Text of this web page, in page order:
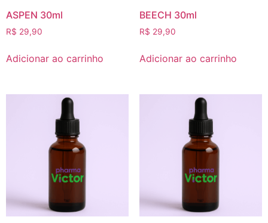
ASPEN 30ml
R$ 29,90
Adicionar ao carrinho
BEECH 30ml
R$ 29,90
Adicionar ao carrinho